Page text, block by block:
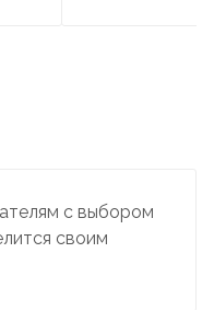
с выбором
своим